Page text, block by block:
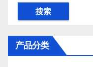
搜索
产品分类